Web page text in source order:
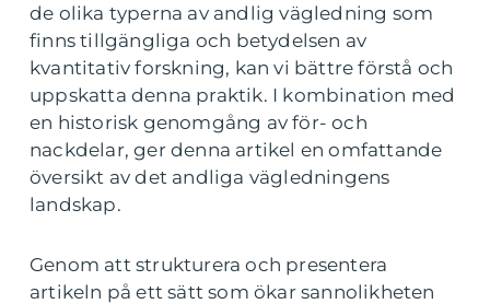
de olika typerna av andlig vägledning som
finns tillgängliga och betydelsen av
kvantitativ forskning, kan vi bättre förstå och
uppskatta denna praktik. I kombination med
en historisk genomgång av för- och
nackdelar, ger denna artikel en omfattande
översikt av det andliga vägledningens
landskap.
Genom att strukturera och presentera
artikeln på ett sätt som ökar sannolikheten